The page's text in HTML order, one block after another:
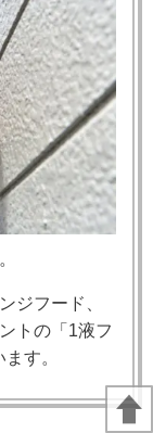
ジフード、
トの「1液フ
す。